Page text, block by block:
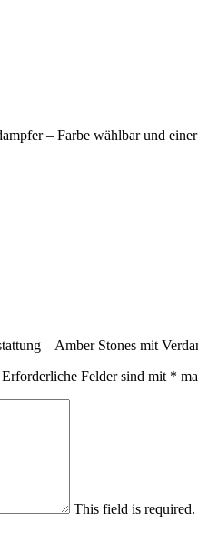
– Farbe wählbar und
– Amber Stones mit
Erforderliche Felder sind mit *
This field is required.